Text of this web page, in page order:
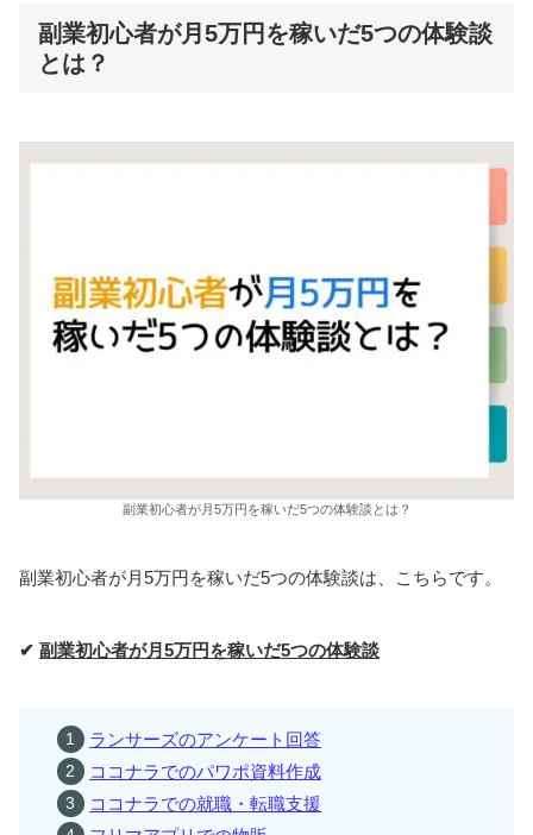
副業初心者が月5万円を稼いだ5つの体験談
とは？
副業初心者が月5万円を稼いだ5つの体験談とは？
副業初心者が月5万円を稼いだ5つの体験談は、こちらです。
✔ 副業初心者が月5万円を稼いだ5つの体験談
ランサーズのアンケート回答
ココナラでのパワポ資料作成
ココナラでの就職・転職支援